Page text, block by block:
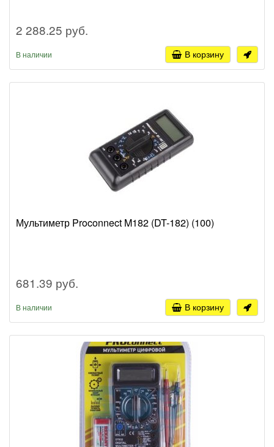
2 288.25 руб.
В наличии В корзину
Мультиметр Proconnect M182 (DT-182) (100)
681.39 руб.
В наличии В корзину